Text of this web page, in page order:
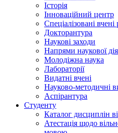
Історія
Інноваційний центр
Спеціалізовані вчені
Докторантура
Наукові заходи
Напрями наукової
Молодіжна наука
Лабораторії
Видатні вчені
Науково-методичні
Аспірантура
Студенту
Каталог дисциплін
Атестація щодо